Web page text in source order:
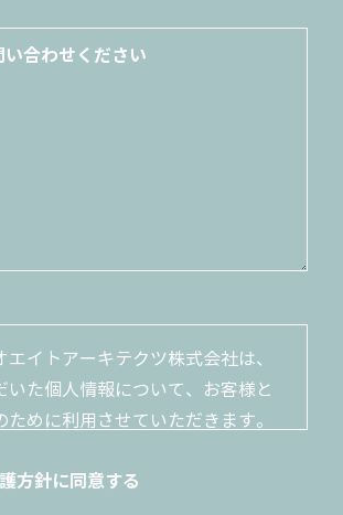
エイトアーキテクツ株式会社は、
いた個人情報について、お客様と
ために利用させていただきます。
でのみ利用いたします。ご本人
方針に同意する